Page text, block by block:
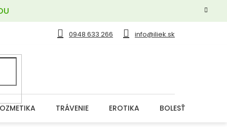
0948 633 266 info@iliek.sk
TRÁVENIE EROTIKA BOLESŤ